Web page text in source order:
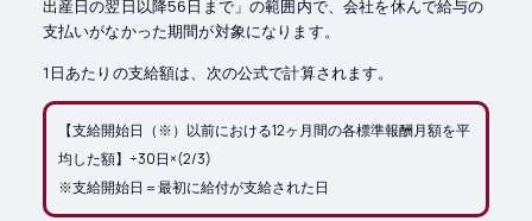
出産日の翌日以降56日まで」の範囲内で、会社を休んで給与の
支払いがなかった期間が対象になります。
1日あたりの支給額は、次の公式で計算されます。
【支給開始日（※）以前における12ヶ月間の各標準報酬月額を平
均した額】÷30日×(2/3)
※支給開始日＝最初に給付が支給された日